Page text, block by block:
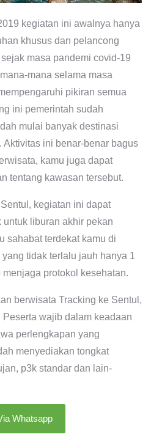
kegiatan ini awalnya hanya
khusus dan pelancong
masa pandemi covid-19
mana selama masa
pikiran semua
ini pemerintah sudah
mulai banyak destinasi
ini benar-benar bagus
kamu juga dapat
tentang kawasan tersebut.
kegiatan ini dapat
liburan akhir pekan
sahabat terdekat kamu di
tidak terlalu jauh hanya 1
protokol kesehatan.
berwisata Tracking ke Sentul,
wajib dalam keadaan
perlengkapan yang
menyediakan tongkat
p3k standar dan lain-
Whatsapp